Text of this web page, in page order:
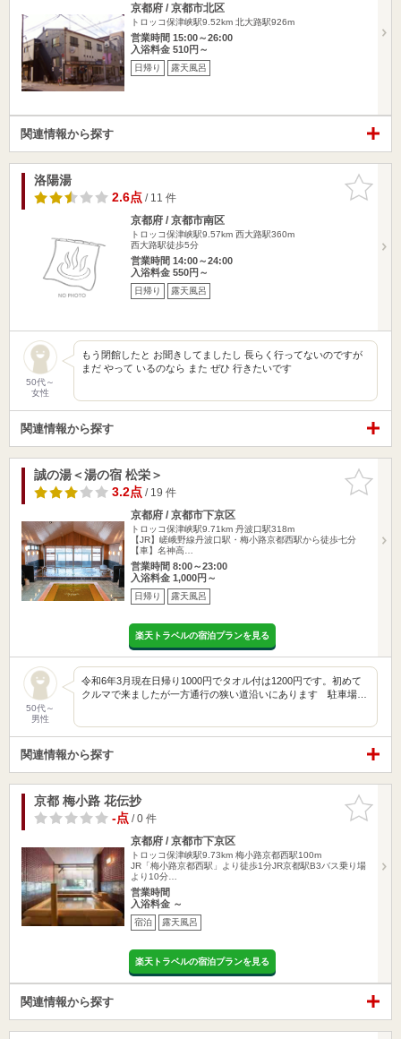
京都府 / 京都市北区
トロッコ保津峡駅9.52km 北大路駅926m
営業時間 15:00～26:00
入浴料金 510円～
日帰り 露天風呂
関連情報から探す
お気に入
りに追加
洛陽湯
2.6点/ 11 件
京都府 / 京都市南区
トロッコ保津峡駅9.57km 西大路駅360m
西大路駅徒歩5分
営業時間 14:00～24:00
入浴料金 550円～
日帰り 露天風呂
50代～
女性
もう閉館したと お聞きしてましたし 長らく行ってないのですが
まだ やって いるのなら また ぜひ 行きたいです
関連情報から探す
お気に入
りに追加
誠の湯＜湯の宿 松栄＞
3.2点/ 19 件
京都府 / 京都市下京区
トロッコ保津峡駅9.71km 丹波口駅318m
【JR】嵯峨野線丹波口駅・梅小路京都西駅から徒歩七分
【車】名神高…
営業時間 8:00～23:00
入浴料金 1,000円～
日帰り 露天風呂
楽天トラベルの宿泊プランを見る
50代～
男性
令和6年3月現在日帰り1000円でタオル付は1200円です。初めて
クルマで来ましたが一方通行の狭い道沿いにあります 駐車場…
関連情報から探す
お気に入
りに追加
京都 梅小路 花伝抄
-点/ 0 件
京都府 / 京都市下京区
トロッコ保津峡駅9.73km 梅小路京都西駅100m
JR「梅小路京都西駅」より徒歩1分JR京都駅B3バス乗り場
より10分…
営業時間
入浴料金 ～
宿泊 露天風呂
楽天トラベルの宿泊プランを見る
関連情報から探す